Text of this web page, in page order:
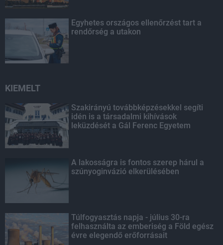
Egyhetes országos ellenőrzést tart a
rendőrség a utakon
KIEMELT
Szakirányú továbbképzésekkel segíti
idén is a társadalmi kihívások
leküzdését a Gál Ferenc Egyetem
A lakosságra is fontos szerep hárul a
szúnyoginvázió elkerülésében
Túlfogyasztás napja - július 30-ra
felhasználta az emberiség a Föld egész
évre elegendő erőforrásait